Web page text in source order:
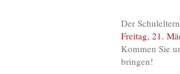
Der
Freitag, 21.
Kommen Sie
bringen!